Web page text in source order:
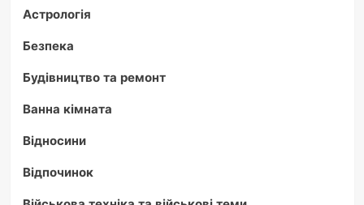
Астрологія
Безпека
Будівництво та ремонт
Ванна кімната
Відносини
Відпочинок